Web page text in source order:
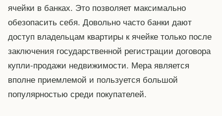
ячейки в банках. Это позволяет максимально
обезопасить себя. Довольно часто банки дают
доступ владельцам квартиры к ячейке только после
заключения государственной регистрации договора
купли-продажи недвижимости. Мера является
вполне приемлемой и пользуется большой
популярностью среди покупателей.